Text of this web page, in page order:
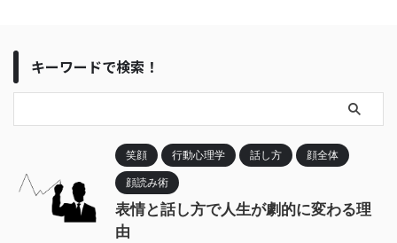
キーワードで検索！
笑顔 行動心理学 話し方 顔全体
顔読み術
表情と話し方で人生が劇的に変わる理
由